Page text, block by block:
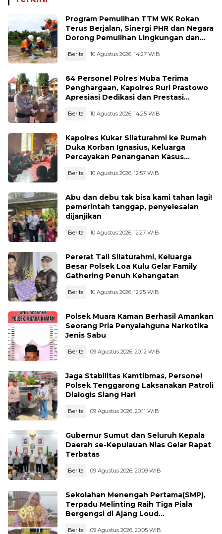
Program Pemulihan TTM WK Rokan
Terus Berjalan, Sinergi PHR dan Negara
Dorong Pemulihan Lingkungan dan
Berita 10 Agustus 2026, 14:27 WIB
64 Personel Polres Muba Terima
Penghargaan, Kapolres Ruri Prastowo
Apresiasi Dedikasi dan Prestasi
Berita 10 Agustus 2026, 14:25 WIB
Kapolres Kukar Silaturahmi ke Rumah
Duka Korban Ignasius, Keluarga
Percayakan Penanganan Kasus
Berita 10 Agustus 2026, 12:57 WIB
Abu dan debu tak bisa kami tahan lagi!
pemerintah tanggap, penyelesaian
dijanjikan
Berita 10 Agustus 2026, 12:27 WIB
Pererat Tali Silaturahmi, Keluarga
Besar Polsek Loa Kulu Gelar Family
Gathering Penuh Kehangatan
Berita 10 Agustus 2026, 12:25 WIB
Polsek Muara Kaman Berhasil Amankan
Seorang Pria Penyalahguna Narkotika
Jenis Sabu
Berita 09 Agustus 2026, 20:12 WIB
Jaga Stabilitas Kamtibmas, Personel
Polsek Tenggarong Laksanakan Patroli
Dialogis Siang Hari
Berita 09 Agustus 2026, 20:11 WIB
Gubernur Sumut dan Seluruh Kepala
Daerah se-Kepulauan Nias Gelar Rapat
Terbatas
Berita 09 Agustus 2026, 20:09 WIB
Sekolahan Menengah Pertama(SMP),
Terpadu Melinting Raih Tiga Piala
Bergengsi di Ajang Loud
Berita 09 Agustus 2026, 20:05 WIB